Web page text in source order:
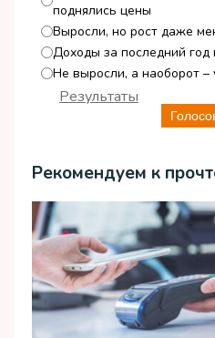
поднялись цены
Выросли, но рост даже
Доходы за последний год
Не выросли, а наоборот –
Результаты
Рекомендуем к